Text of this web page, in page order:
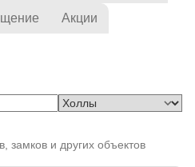
Акции
замков и других объектов